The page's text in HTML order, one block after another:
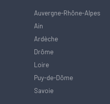
Auvergne-Rhône-Alpes
Ain
Ardèche
Drôme
Loire
Puy-de-Dôme
Savoie